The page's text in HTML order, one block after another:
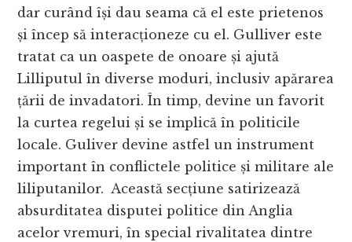
dar curând își dau seama că el este prietenos
și încep să interacționeze cu el. Gulliver este
tratat ca un oaspete de onoare și ajută
Lilliputul în diverse moduri, inclusiv apărarea
țării de invadatori. În timp, devine un favorit
la curtea regelui și se implică în politicile
locale. Guliver devine astfel un instrument
important în conflictele politice și militare ale
liliputanilor. Această secțiune satirizează
absurditatea disputei politice din Anglia
acelor vremuri, în special rivalitatea dintre